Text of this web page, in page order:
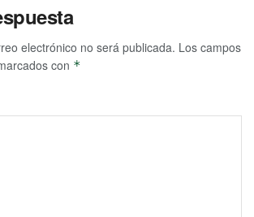
electrónico no será publicada. Los campos
con *